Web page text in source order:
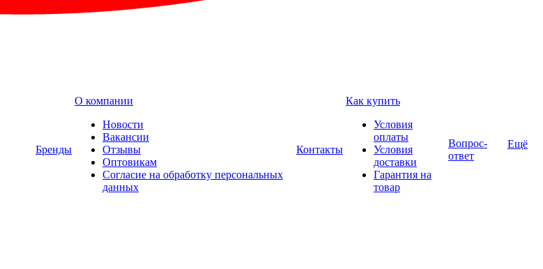
Бренды
О компании
Новости
Вакансии
Отзывы
Оптовикам
Cогласие на обработку персональных
данных
Контакты
Как купить
Условия
оплаты
Условия
доставки
Гарантия на
товар
Вопрос-
ответ
Ещё